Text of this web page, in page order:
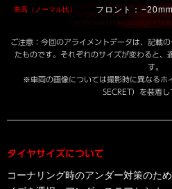
車高（ノーマル比） フロント：
ご注意：今回のアライメントデータは、記載
たものです。それぞれのサイズが変わると、
す。
※車両の画像については撮影時に異なる
SECRET）を装着し
タイヤサイズについて
コーナリング時のアンダー対策のた